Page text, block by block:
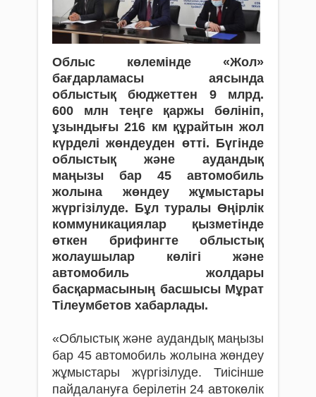
Облыс көлемінде «Жол»
бағдарламасы аясында
облыстық бюджеттен 9 млрд.
600 млн теңге қаржы бөлініп,
ұзындығы 216 км құрайтын жол
күрделі жөндеуден өтті. Бүгінде
облыстық және аудандық
маңызы бар 45 автомобиль
жолына жөндеу жұмыстары
жүргізілуде. Бұл туралы Өңірлік
коммуникациялар қызметінде
өткен брифингте облыстық
жолаушылар көлігі және
автомобиль жолдары
басқармасының басшысы Мұрат
Тілеумбетов хабарлады.
«Облыстық және аудандық маңызы
бар 45 автомобиль жолына жөндеу
жұмыстары жүргізілуде. Тиісінше
пайдалануға берілетін 24 автокөлік